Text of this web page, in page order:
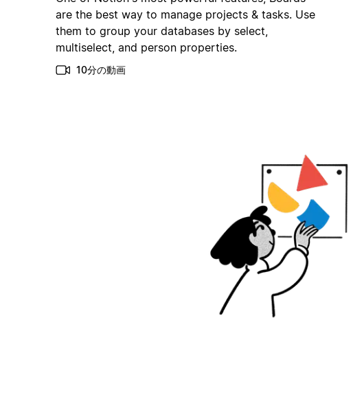
are the best way to manage projects & tasks. Use
them to group your databases by select,
multiselect, and person properties.
10分の動画